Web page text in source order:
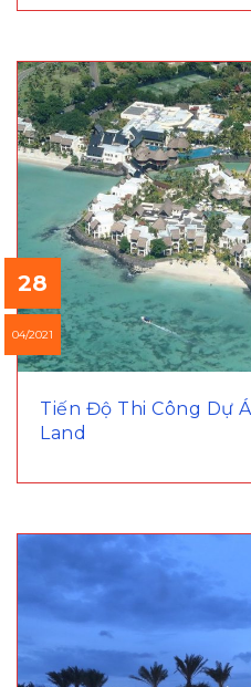
28
04/2021
Tiến Độ Thi Công Dự
Land